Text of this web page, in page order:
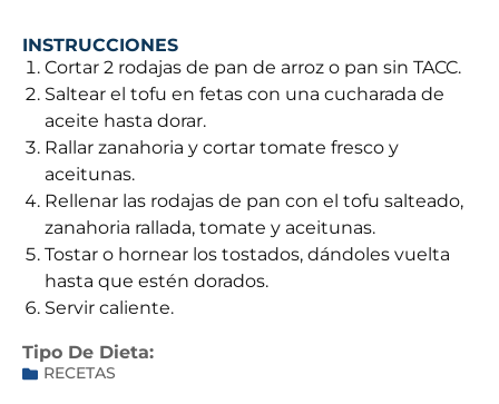
INSTRUCCIONES
Cortar 2 rodajas de pan de arroz o pan sin TACC.
Saltear el tofu en fetas con una cucharada de
aceite hasta dorar.
Rallar zanahoria y cortar tomate fresco y
aceitunas.
Rellenar las rodajas de pan con el tofu salteado,
zanahoria rallada, tomate y aceitunas.
Tostar o hornear los tostados, dándoles vuelta
hasta que estén dorados.
Servir caliente.
Tipo De Dieta:
RECETAS